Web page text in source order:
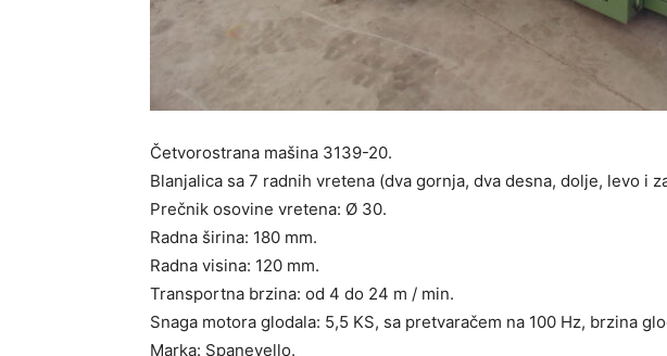
Četvorostrana mašina 3139-20.
Blanjalica sa 7 radnih vretena (dva gornja, dva desna, dolje, levo i
Prečnik osovine vretena: Ø 30.
Radna širina: 180 mm.
Radna visina: 120 mm.
Transportna brzina: od 4 do 24 m / min.
Snaga motora glodala: 5,5 KS, sa pretvaračem na 100 Hz, brzina
Marka: Spanevello.